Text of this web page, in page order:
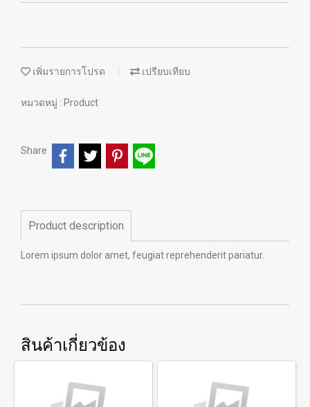
เพิ่มรายการโปรด เปรียบเทียบ
หมวดหมู่ : Product
Share
Product description
Lorem ipsum dolor amet, feugiat reprehenderit pariatur.
สินค้าเกี่ยวข้อง